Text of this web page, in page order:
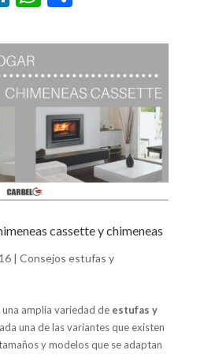
ke
dI
n
at
s
A
p
p
m
p
ar
ti
r
cassette y chimeneas
| Consejos estufas y
amplia variedad de estufas y
una de las variantes que existen
y modelos que se adaptan